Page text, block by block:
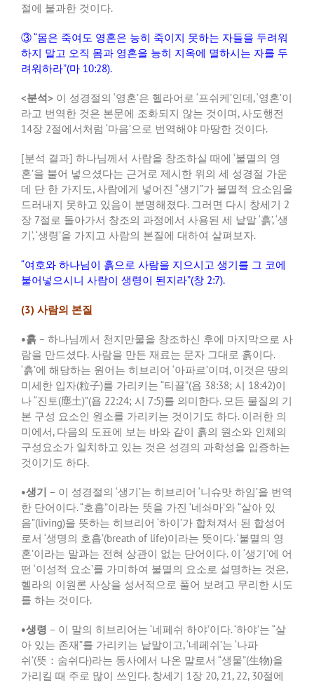
절에 불과한 것이다.
③“몸은 죽여도 영혼은 능히 죽이지 못하는 자들을 두려워
하지 말고 오직 몸과 영혼을 능히 지옥에 멸하시는 자를 두
려워하라”(마 10:28).
<분석> 이 성경절의 ‘영혼’은 헬라어로 ‘프쉬케’인데, ‘영혼’이
라고 번역한 것은 본문에 조화되지 않는 것이며,사도행전
14장 2절에서처럼 ‘마음’으로 번역해야 마땅한 것이다.
[분석 결과] 하나님께서 사람을 창조하실 때에 ‘불멸의 영
혼’을 불어 넣으셨다는 근거로 제시한 위의 세 성경절 가운
데 단 한 가지도,사람에게 넣어진 “생기”가 불멸적 요소임을
드러내지 못하고 있음이 분명해졌다. 그러면 다시 창세기 2
장 7절로 돌아가서 창조의 과정에서 사용된 세 낱말‘흙’, ‘생
기’, ‘생령’을 가지고 사람의 본질에 대하여 살펴보자.
“여호와 하나님이 흙으로 사람을 지으시고 생기를 그 코에
불어넣으시니 사람이 생령이 된지라”(창 2:7).
(3) 사람의 본질
•흙 – 하나님께서 천지만물을 창조하신 후에 마지막으로 사
람을 만드셨다.사람을 만든 재료는 문자 그대로 흙이다.
‘흙’에 해당하는 원어는 히브리어 ‘아파르’이며, 이것은 땅의
미세한 입자(粒子)를 가리키는 “티끌”(욥 38:38; 시 18:42)이
나“진토(塵土)”(욥 22:24; 시 7:5)를 의미한다. 모든 물질의 기
본 구성 요소인 원소를 가리키는 것이기도 하다. 이러한 의
미에서, 다음의 도표에 보는 바와 같이 흙의 원소와 인체의
구성요소가 일치하고 있는 것은 성경의 과학성을 입증하는
것이기도 하다.
•생기 ­ – 이 성경절의 ‘생기’는 히브리어 ‘니슈맛 하임’을 번역
한 단어이다. “호흡”이라는 뜻을 가진 ‘네솨마’와“살아 있
음”(living)을 뜻하는 히브리어 ‘하이’가 합쳐져서 된 합성어
로서 ‘생명의 호흡’(breath of life)이라는 뜻이다. ‘불멸의 영
혼’이라는 말과는 전혀 상관이 없는 단어이다. 이 ‘생기’에 어
떤 ‘이성적 요소’를 가미하여 불멸의 요소로 설명하는 것은,
헬라의 이원론 사상을 성서적으로 풀어 보려고 무리한 시도
를 하는 것이다.
•생령 – 이 말의 히브리어는 ‘네페쉬 하야’이다. ‘하야’는 “살
아 있는 존재”를 가리키는 낱말이고, ‘네페쉬’는 ‘나파
쉬’(뜻：숨쉬다)라는 동사에서 나온 말로서 “생물”(生物)을
가리킬 때 주로 많이 쓰인다. 창세기 1장 20, 21, 22, 30절에